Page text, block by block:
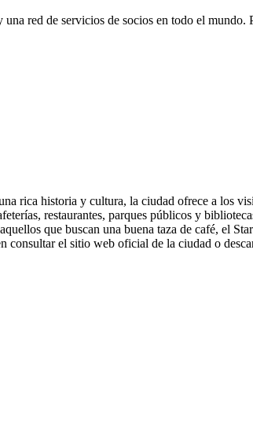
red de servicios de socios en todo el
rica historia y cultura, la ciudad ofrece a los
restaurantes, parques públicos y
que buscan una buena taza de café, el
consultar el sitio web oficial de la ciudad o